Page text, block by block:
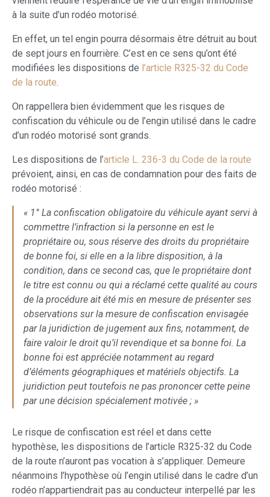
à la suite d’un rodéo motorisé.
En effet, un tel engin pourra désormais être détruit au bout
de sept jours en fourrière. C’est en ce sens qu’ont été
modifiées les dispositions de l’article R325-32 du Code
de la route.
On rappellera bien évidemment que les risques de
confiscation du véhicule ou de l’engin utilisé dans le cadre
d’un rodéo motorisé sont grands.
Les dispositions de l’article L. 236-3 du Code de la route
prévoient, ainsi, en cas de condamnation pour des faits de
rodéo motorisé :
« 1° La confiscation obligatoire du véhicule ayant servi à
commettre l’infraction si la personne en est le
propriétaire ou, sous réserve des droits du propriétaire
de bonne foi, si elle en a la libre disposition, à la
condition, dans ce second cas, que le propriétaire dont
le titre est connu ou qui a réclamé cette qualité au cours
de la procédure ait été mis en mesure de présenter ses
observations sur la mesure de confiscation envisagée
par la juridiction de jugement aux fins, notamment, de
faire valoir le droit qu’il revendique et sa bonne foi. La
bonne foi est appréciée notamment au regard
d’éléments géographiques et matériels objectifs. La
juridiction peut toutefois ne pas prononcer cette peine
par une décision spécialement motivée ; »
Le risque de confiscation est réel et dans cette
hypothèse, les dispositions de l’article R325-32 du Code
de la route n’auront pas vocation à s’appliquer. Demeure
néanmoins l’hypothèse où l’engin utilisé dans le cadre d’un
rodéo n’appartiendrait pas au conducteur interpellé par les